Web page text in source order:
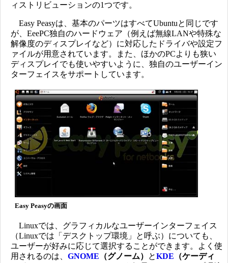
ィストリビューションの1つです。
Easy Peasyは、基本のパーツはすべてUbuntuと同じです
が、EeePC独自のハードウェア（例えば無線LANや特殊な
解像度のディスプレイなど）に対応したドライバや設定フ
ァイルが用意されています。また、ほかのPCよりも狭い
ディスプレイでも使いやすいように、独自のユーザーイン
ターフェイスをサポートしています。
Easy Peasyの画面
Linuxでは、グラフィカルなユーザーインターフェイス
（Linuxでは「デスクトップ環境」と呼ぶ）についても、
ユーザーが好みに応じて選択することができます。よく使
用されるのは、 GNOME （グノーム） とKDE （ケーディ